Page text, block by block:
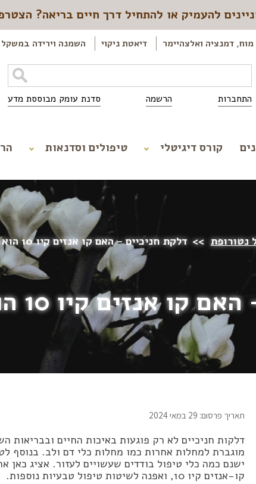
להעמיק או להתחיל דרך חיים בריאה?
מוח, דמנציה ואלצהיימר דיאטת ניקוי השמנה וירידה במשקל
התחברות הרשמה סדנת עומק מבוססת מדע
קורס דיגיטלי טיפולים וסדנאות
נטורופת >> דלקת חניכיים – האם קו אנזים קיו 10 הוא חלק מהפתרון?
קיו 10 הוא חלק מהפתרון?
תאריך פרסום: 29 במאי 2024
דלקות חניכיים לא רק פוגעות באיכות החיים ובבריאות
מוגברת למחלות אחרות כמו מחלות כלי דם ולב. בנוסף
ישנם כמה כלי טיפול בודדים שעשויים לעזור. אציג
קו-אנזים קיו 10, ואפנה לשיטות טיפול טבעיות נוספות.